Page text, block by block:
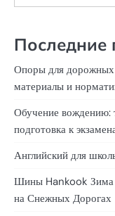
Последние
Опоры для дорожных
материалы и
Обучение вождению:
подготовка к
Английский для
Шины Hankook
на Снежных Дорогах